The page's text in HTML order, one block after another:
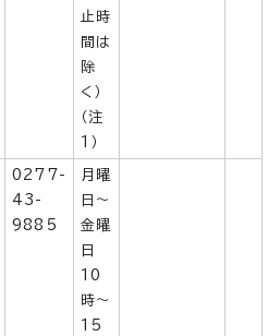
止時
間は
除
く）
（注
1）
0277-
43-
9885
月曜
日～
金曜
日
10
時～
15